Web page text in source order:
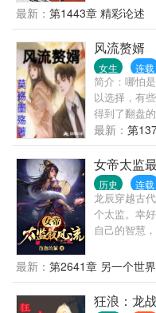
灌顶的政治
行，你得找
段一凡历经
上人生巅峰
最新： 第1443章 精彩论述
风流赘婿
女生 连载
简介：哪怕
以选择，有
得到了翻盘
婿正名，来
我都要。
最新： 第
女帝太监
历史 连载
龙辰穿越古
个太监。幸
自己的智慧
最新： 第2641章 另一个世
狂浪：龙